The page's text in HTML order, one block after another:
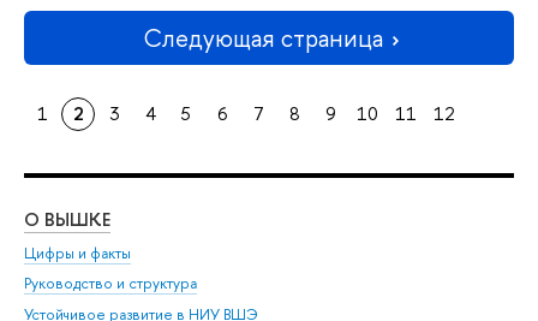
Следующая страница
1 2 3 4 5 6 7 8 9 10 11 12
О ВЫШКЕ
Цифры и факты
Руководство и структура
Устойчивое развитие в НИУ ВШЭ